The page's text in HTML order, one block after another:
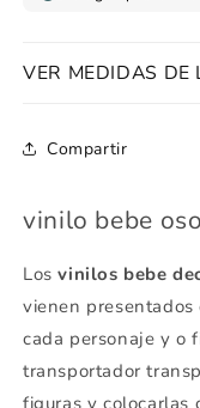
VER MEDIDAS DE
Compartir
vinilo bebe
Losvinilos bebe
vienen
cada personaje y o
transportador
figuras y colocarlas